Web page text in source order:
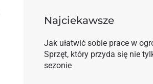
Najciekawsze
Jak ułatwić sobie prace w
Sprzęt, który przyda się nie
sezonie